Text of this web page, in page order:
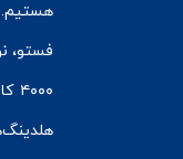
فستو،